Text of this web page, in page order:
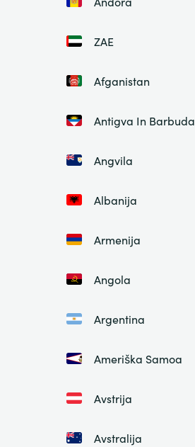
ZAE
Afganistan
Antigva In Barbuda
Angvila
Albanija
Armenija
Angola
Argentina
Ameriška Samoa
Avstrija
Avstralija